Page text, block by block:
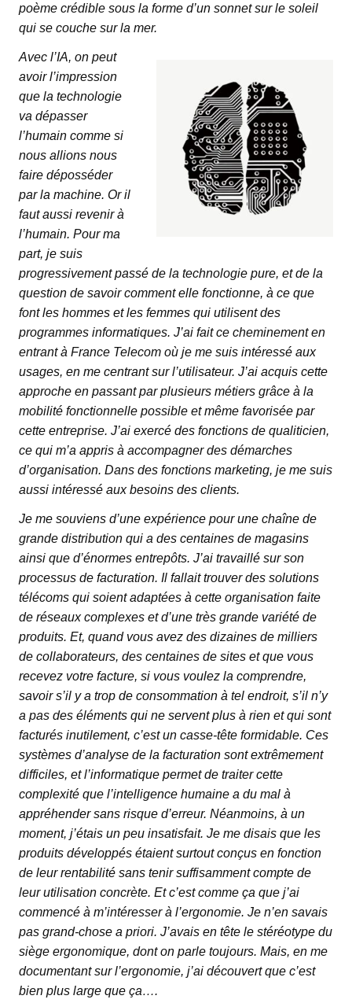
poème crédible sous la forme d’un sonnet sur le soleil
qui se couche sur la mer.
Avec l’IA, on peut
avoir l’impression
que la technologie
va dépasser
l’humain comme si
nous allions nous
faire déposséder
par la machine. Or il
faut aussi revenir à
l’humain. Pour ma
part, je suis
progressivement passé de la technologie pure, et de la
question de savoir comment elle fonctionne, à ce que
font les hommes et les femmes qui utilisent des
programmes informatiques. J’ai fait ce cheminement en
entrant à France Telecom où je me suis intéressé aux
usages, en me centrant sur l’utilisateur. J’ai acquis cette
approche en passant par plusieurs métiers grâce à la
mobilité fonctionnelle possible et même favorisée par
cette entreprise. J’ai exercé des fonctions de qualiticien,
ce qui m’a appris à accompagner des démarches
d’organisation. Dans des fonctions marketing, je me suis
aussi intéressé aux besoins des clients.
Je me souviens d’une expérience pour une chaîne de
grande distribution qui a des centaines de magasins
ainsi que d’énormes entrepôts. J’ai travaillé sur son
processus de facturation. Il fallait trouver des solutions
télécoms qui soient adaptées à cette organisation faite
de réseaux complexes et d’une très grande variété de
produits. Et, quand vous avez des dizaines de milliers
de collaborateurs, des centaines de sites et que vous
recevez votre facture, si vous voulez la comprendre,
savoir s’il y a trop de consommation à tel endroit, s’il n’y
a pas des éléments qui ne servent plus à rien et qui sont
facturés inutilement, c’est un casse-tête formidable. Ces
systèmes d’analyse de la facturation sont extrêmement
difficiles, et l’informatique permet de traiter cette
complexité que l’intelligence humaine a du mal à
appréhender sans risque d’erreur. Néanmoins, à un
moment, j’étais un peu insatisfait. Je me disais que les
produits développés étaient surtout conçus en fonction
de leur rentabilité sans tenir suffisamment compte de
leur utilisation concrète. Et c’est comme ça que j’ai
commencé à m’intéresser à l’ergonomie. Je n’en savais
pas grand-chose a priori. J’avais en tête le stéréotype du
siège ergonomique, dont on parle toujours. Mais, en me
documentant sur l’ergonomie, j’ai découvert que c’est
bien plus large que ça….